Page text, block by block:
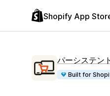
Shopify App
パーシステン
Built for